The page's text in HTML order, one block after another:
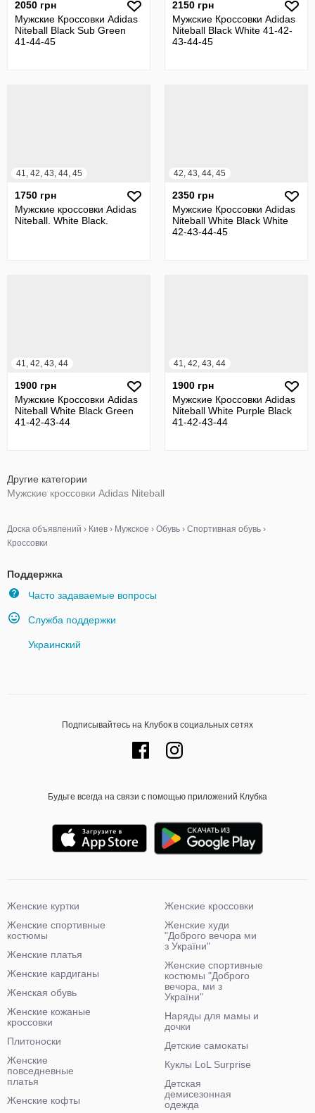
2050 грн
Мужские Кроссовки Adidas
Niteball Black Sub Green
41-44-45
2150 грн
Мужские Кроссовки Adidas
Niteball Black White 41-42-
43-44-45
41, 42, 43, 44, 45
1750 грн
Мужские кроссовки Adidas
Niteball. White Black.
42, 43, 44, 45
2350 грн
Мужские Кроссовки Adidas
Niteball White Black White
42-43-44-45
41, 42, 43, 44
1900 грн
Мужские Кроссовки Adidas
Niteball White Black Green
41-42-43-44
41, 42, 43, 44
1900 грн
Мужские Кроссовки Adidas
Niteball White Purple Black
41-42-43-44
Другие категории
Мужские кроссовки Adidas Niteball
Доска объявлений › Киев › Мужское › Обувь › Спортивная обувь ›
Кроссовки
Поддержка
Часто задаваемые вопросы
Служба поддержки
Украинский
Подписывайтесь на Клубок в социальных сетях
Будьте всегда на связи с помощью приложений Клубка
Женские куртки
Женские спортивные
костюмы
Женские платья
Женские кардиганы
Женская обувь
Женские кожаные
кроссовки
Плитоноски
Женские
повседневные
платья
Женские кофты
Женские кроссовки
Женские худи
"Доброго вечора ми
з України"
Женские спортивные
костюмы "Доброго
вечора, ми з
України"
Наряды для мамы и
дочки
Детские самокаты
Куклы LoL Surprise
Детская
демисезонная
одежда